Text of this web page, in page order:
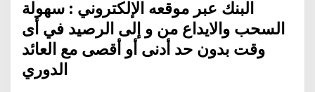
البنك عبر موقعه الإلكتروني : سهولة
السحب والايداع من و إلى الرصيد في أى
وقت بدون حد أدنى أو أقصى مع العائد
الدوري